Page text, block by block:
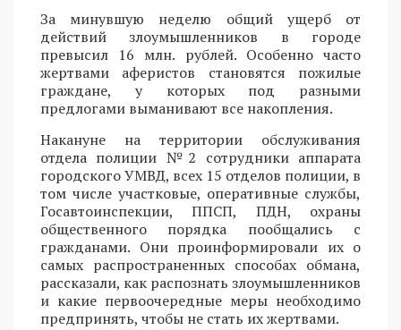
За минувшую неделю общий ущерб от
действий злоумышленников в городе
превысил 16 млн. рублей. Особенно часто
жертвами аферистов становятся пожилые
граждане, у которых под разными
предлогами выманивают все накопления.
Накануне на территории обслуживания
отдела полиции №2 сотрудники аппарата
городского УМВД, всех 15 отделов полиции, в
том числе участковые, оперативные службы,
Госавтоинспекции, ППСП, ПДН, охраны
общественного порядка пообщались с
гражданами. Они проинформировали их о
самых распространенных способах обмана,
рассказали, как распознать злоумышленников
и какие первоочередные меры необходимо
предпринять, чтобы не стать их жертвами.